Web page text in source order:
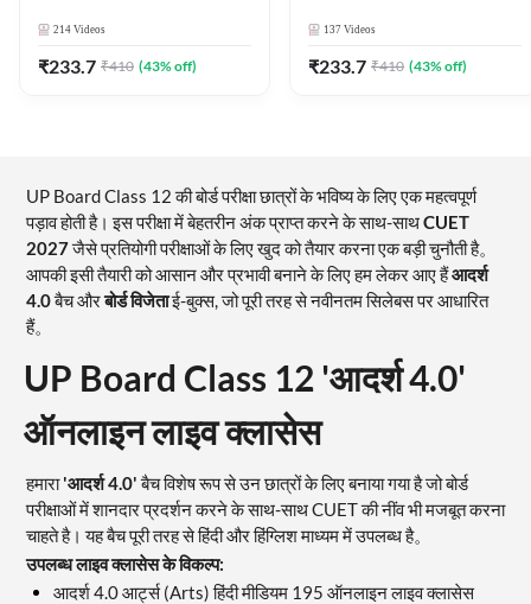
214 Videos
₹233.7 ₹410 (43% off)
137 Videos
₹233.7 ₹410 (43% off)
UP Board Class 12 की बोर्ड परीक्षा छात्रों के भविष्य के लिए एक महत्वपूर्ण
पड़ाव होती है। इस परीक्षा में बेहतरीन अंक प्राप्त करने के साथ-साथCUET
2027जैसे प्रतियोगी परीक्षाओं के लिए खुद को तैयार करना एक बड़ी चुनौती है。
आपकी इसी तैयारी को आसान और प्रभावी बनाने के लिए हम लेकर आए हैंआदर्श
4.0बैच औरबोर्ड विजेताई-बुक्स, जो पूरी तरह से नवीनतम सिलेबस पर आधारित
हैं。
UP Board Class 12 'आदर्श 4.0'
ऑनलाइन लाइव क्लासेस
हमारा'आदर्श 4.0'बैच विशेष रूप से उन छात्रों के लिए बनाया गया है जो बोर्ड
परीक्षाओं में शानदार प्रदर्शन करने के साथ-साथ CUET की नींव भी मजबूत करना
चाहते है। यह बैच पूरी तरह से हिंदी और हिंग्लिश माध्यम में उपलब्ध है。
उपलब्ध लाइव क्लासेस के विकल्प:
आदर्श 4.0 आर्ट्स (Arts) हिंदी मीडियम 195 ऑनलाइन लाइव क्लासेस